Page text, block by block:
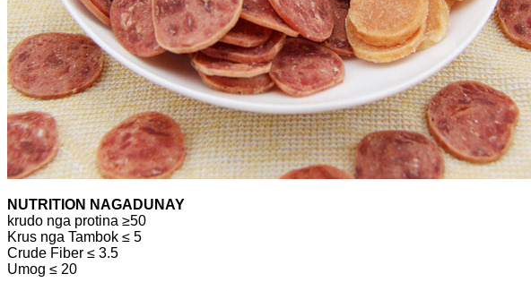
NUTRITION NAGADUNAY
krudo nga protina ≥50
Krus nga Tambok ≤ 5
Crude Fiber ≤ 3.5
Umog ≤ 20